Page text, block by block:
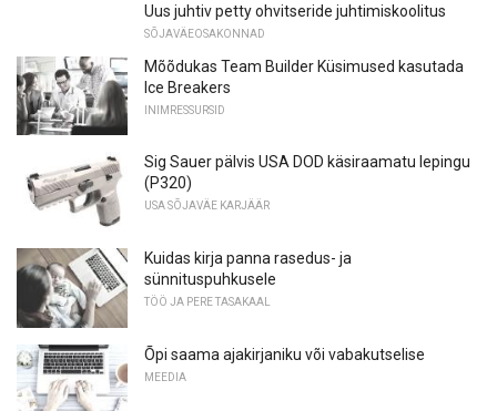
Uus juhtiv petty ohvitseride juhtimiskoolitus
SÕJAVÄEOSAKONNAD
Mõõdukas Team Builder Küsimused kasutada
Ice Breakers
INIMRESSURSID
Sig Sauer pälvis USA DOD käsiraamatu lepingu
(P320)
USA SÕJAVÄE KARJÄÄR
Kuidas kirja panna rasedus- ja
sünnituspuhkusele
TÖÖ JA PERE TASAKAAL
Õpi saama ajakirjaniku või vabakutselise
MEEDIA